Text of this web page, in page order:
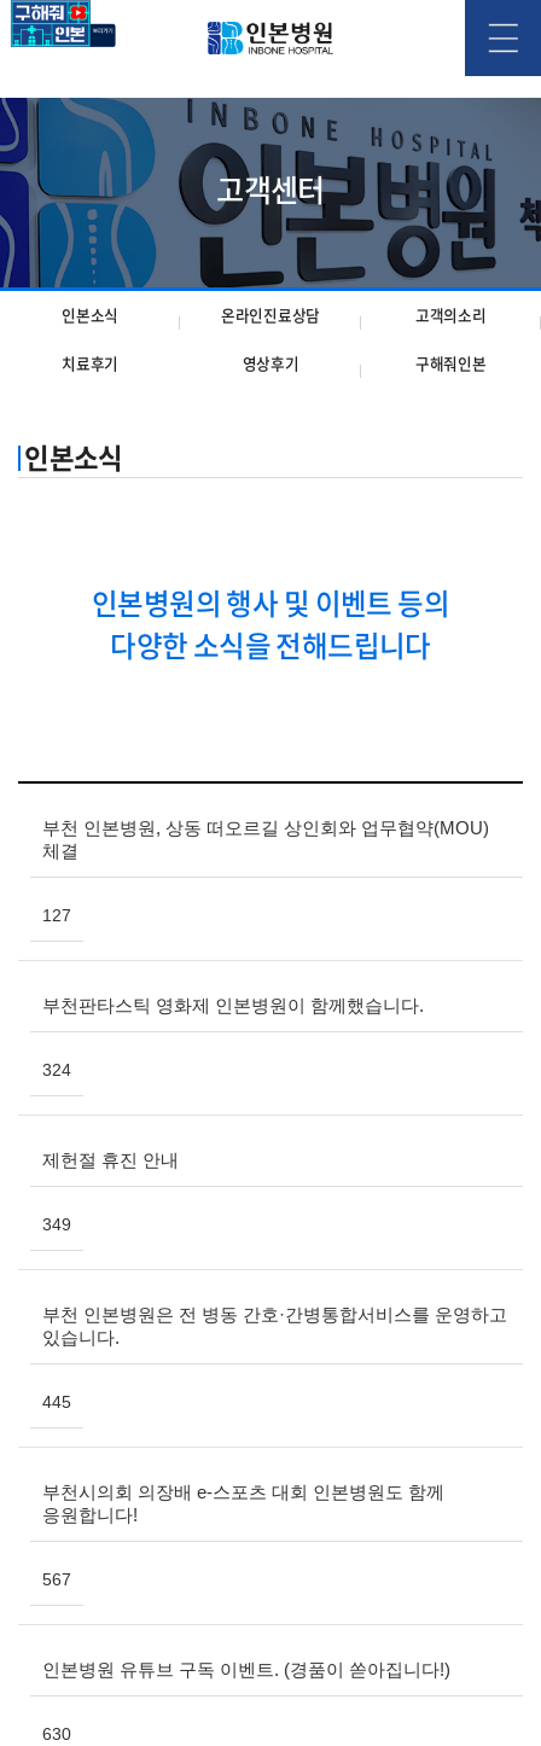
고객센터
인본소식 온라인진료상담 고객의소리
치료후기 영상후기 구해줘인본
인본소식
인본병원의 행사 및 이벤트 등의
다양한 소식을 전해드립니다
부천 인본병원, 상동 떠오르길 상인회와 업무협약(MOU)
체결
127
부천판타스틱 영화제 인본병원이 함께했습니다.
324
제헌절 휴진 안내
349
부천 인본병원은 전 병동 간호·간병통합서비스를 운영하고
있습니다.
445
부천시의회 의장배 e-스포츠 대회 인본병원도 함께
응원합니다!
567
인본병원 유튜브 구독 이벤트. (경품이 쏟아집니다!)
630